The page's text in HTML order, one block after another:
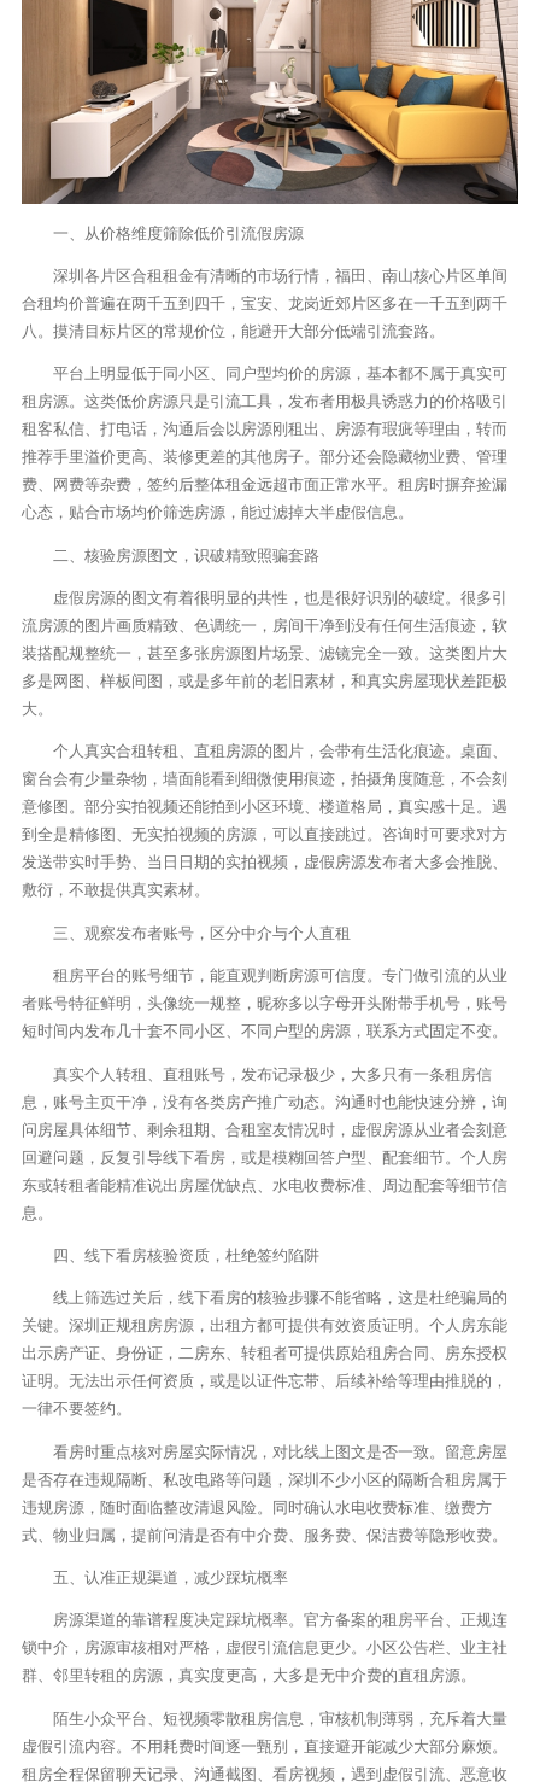
一、从价格维度筛除低价引流假房源
深圳各片区合租租金有清晰的市场行情，福田、南山核心片区单间
合租均价普遍在两千五到四千，宝安、龙岗近郊片区多在一千五到两千
八。摸清目标片区的常规价位，能避开大部分低端引流套路。
平台上明显低于同小区、同户型均价的房源，基本都不属于真实可
租房源。这类低价房源只是引流工具，发布者用极具诱惑力的价格吸引
租客私信、打电话，沟通后会以房源刚租出、房源有瑕疵等理由，转而
推荐手里溢价更高、装修更差的其他房子。部分还会隐藏物业费、管理
费、网费等杂费，签约后整体租金远超市面正常水平。租房时摒弃捡漏
心态，贴合市场均价筛选房源，能过滤掉大半虚假信息。
二、核验房源图文，识破精致照骗套路
虚假房源的图文有着很明显的共性，也是很好识别的破绽。很多引
流房源的图片画质精致、色调统一，房间干净到没有任何生活痕迹，软
装搭配规整统一，甚至多张房源图片场景、滤镜完全一致。这类图片大
多是网图、样板间图，或是多年前的老旧素材，和真实房屋现状差距极
大。
个人真实合租转租、直租房源的图片，会带有生活化痕迹。桌面、
窗台会有少量杂物，墙面能看到细微使用痕迹，拍摄角度随意，不会刻
意修图。部分实拍视频还能拍到小区环境、楼道格局，真实感十足。遇
到全是精修图、无实拍视频的房源，可以直接跳过。咨询时可要求对方
发送带实时手势、当日日期的实拍视频，虚假房源发布者大多会推脱、
敷衍，不敢提供真实素材。
三、观察发布者账号，区分中介与个人直租
租房平台的账号细节，能直观判断房源可信度。专门做引流的从业
者账号特征鲜明，头像统一规整，昵称多以字母开头附带手机号，账号
短时间内发布几十套不同小区、不同户型的房源，联系方式固定不变。
真实个人转租、直租账号，发布记录极少，大多只有一条租房信
息，账号主页干净，没有各类房产推广动态。沟通时也能快速分辨，询
问房屋具体细节、剩余租期、合租室友情况时，虚假房源从业者会刻意
回避问题，反复引导线下看房，或是模糊回答户型、配套细节。个人房
东或转租者能精准说出房屋优缺点、水电收费标准、周边配套等细节信
息。
四、线下看房核验资质，杜绝签约陷阱
线上筛选过关后，线下看房的核验步骤不能省略，这是杜绝骗局的
关键。深圳正规租房房源，出租方都可提供有效资质证明。个人房东能
出示房产证、身份证，二房东、转租者可提供原始租房合同、房东授权
证明。无法出示任何资质，或是以证件忘带、后续补给等理由推脱的，
一律不要签约。
看房时重点核对房屋实际情况，对比线上图文是否一致。留意房屋
是否存在违规隔断、私改电路等问题，深圳不少小区的隔断合租房属于
违规房源，随时面临整改清退风险。同时确认水电收费标准、缴费方
式、物业归属，提前问清是否有中介费、服务费、保洁费等隐形收费。
五、认准正规渠道，减少踩坑概率
房源渠道的靠谱程度决定踩坑概率。官方备案的租房平台、正规连
锁中介，房源审核相对严格，虚假引流信息更少。小区公告栏、业主社
群、邻里转租的房源，真实度更高，大多是无中介费的直租房源。
陌生小众平台、短视频零散租房信息，审核机制薄弱，充斥着大量
虚假引流内容。不用耗费时间逐一甄别，直接避开能减少大部分麻烦。
租房全程保留聊天记录、沟通截图、看房视频，遇到虚假引流、恶意收